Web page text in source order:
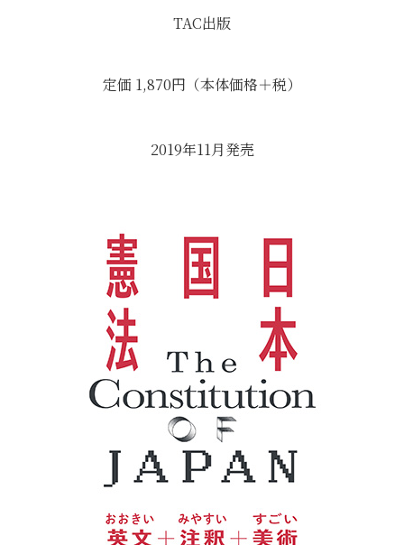
TAC出版
定価 1,870円（本体価格＋税）
2019年11月発売